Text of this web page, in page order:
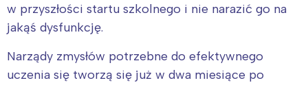
w przyszłości startu szkolnego i nie narazić go na
jakąś dysfunkcję.
Narządy zmysłów potrzebne do efektywnego
uczenia się tworzą się już w dwa miesiące po